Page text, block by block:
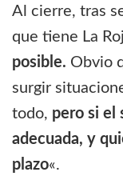
Al cierre, tras
que tiene La
posible. Obvio
surgir
todo, pero si el
adecuada, y
plazo«.